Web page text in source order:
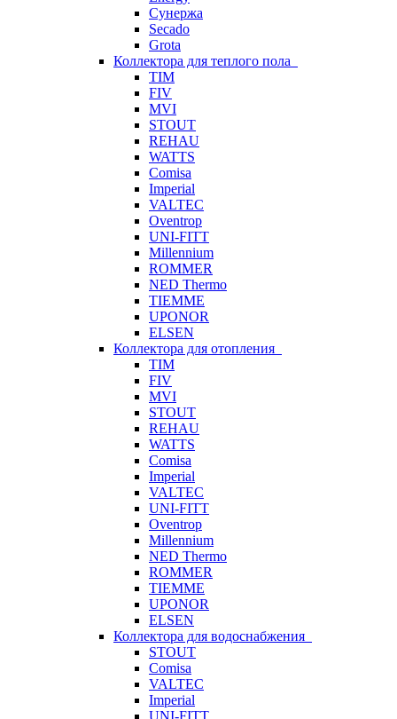
Сунержа
Secado
Grota
Коллектора для теплого пола
TIM
FIV
MVI
STOUT
REHAU
WATTS
Comisa
Imperial
VALTEC
Oventrop
UNI-FITT
Millennium
ROMMER
NED Thermo
TIEMME
UPONOR
ELSEN
Коллектора для отопления
TIM
FIV
MVI
STOUT
REHAU
WATTS
Comisa
Imperial
VALTEC
UNI-FITT
Oventrop
Millennium
NED Thermo
ROMMER
TIEMME
UPONOR
ELSEN
Коллектора для водоснабжения
STOUT
Comisa
VALTEC
Imperial
UNI-FITT